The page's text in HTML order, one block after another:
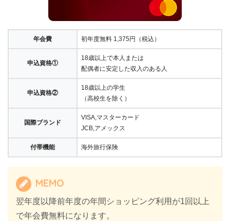
年会費 初年度無料 1,375円（税込）
申込資格①
18歳以上で本人または
配偶者に安定した収入のある人
申込資格②
18歳以上の学生
（高校生を除く）
国際ブランド
VISA,マスターカード
JCB,アメックス
付帯機能 海外旅行保険
MEMO
翌年度以降前年度の年間ショッピング利用が1回以上
で年会費無料になります。